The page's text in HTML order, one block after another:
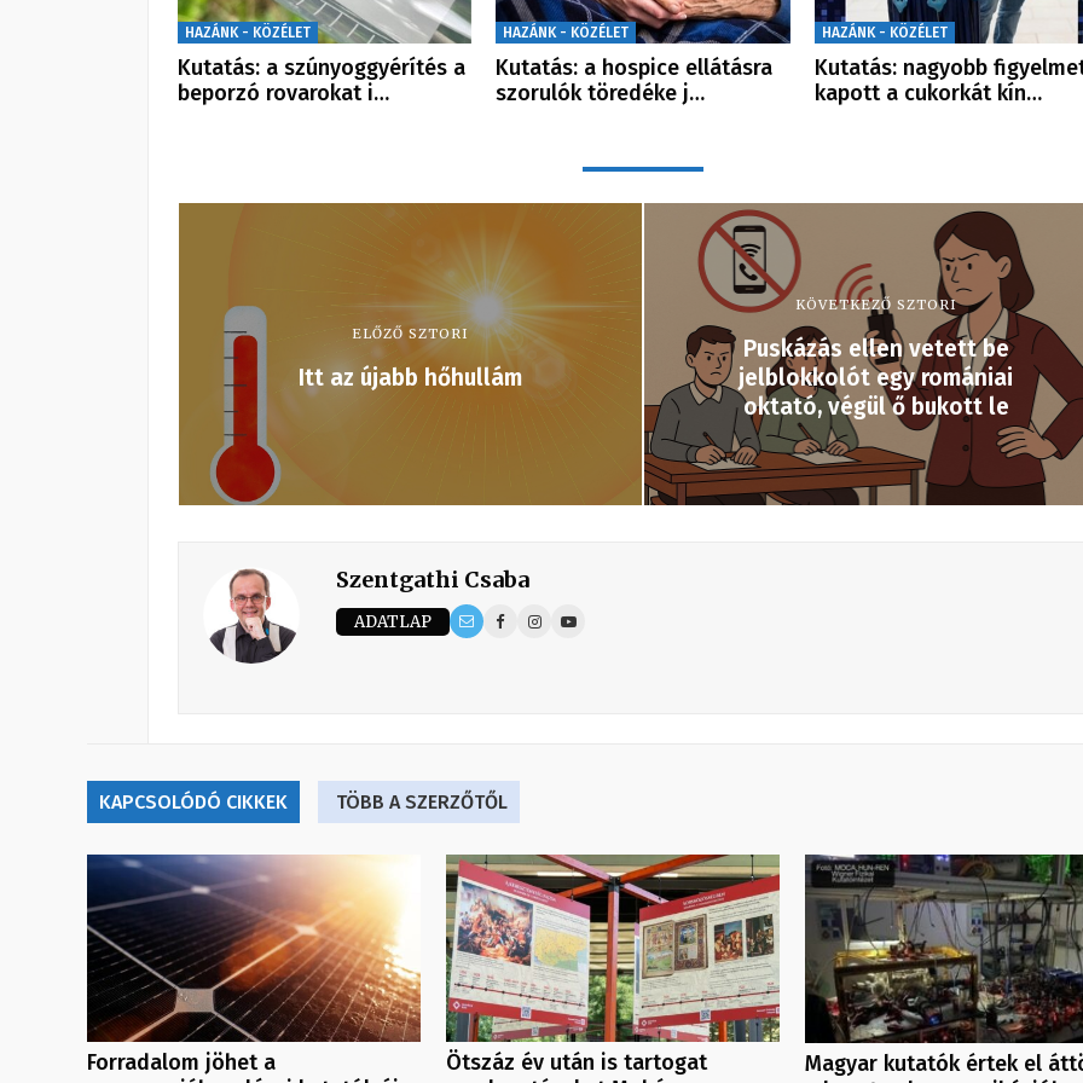
HAZÁNK - KÖZÉLET
Kutatás: a szúnyoggyérítés a
beporzó rovarokat i…
HAZÁNK - KÖZÉLET
Kutatás: a hospice ellátásra
szorulók töredéke j…
HAZÁNK - KÖZÉLET
Kutatás: nagyobb
kapott a cukorkát kín…
ELŐZŐ SZTORI
Itt az újabb hőhullám
KÖVETKEZŐ SZTORI
Puskázás ellen vetett be
jelblokkolót egy romániai
oktató, végül ő bukott le
Szentgathi Csaba
ADATLAP
KAPCSOLÓDÓ CIKKEK TÖBB A SZERZŐTŐL
Forradalom jöhet a
Ötszáz év után is tartogat
Magyar kutatók értek el